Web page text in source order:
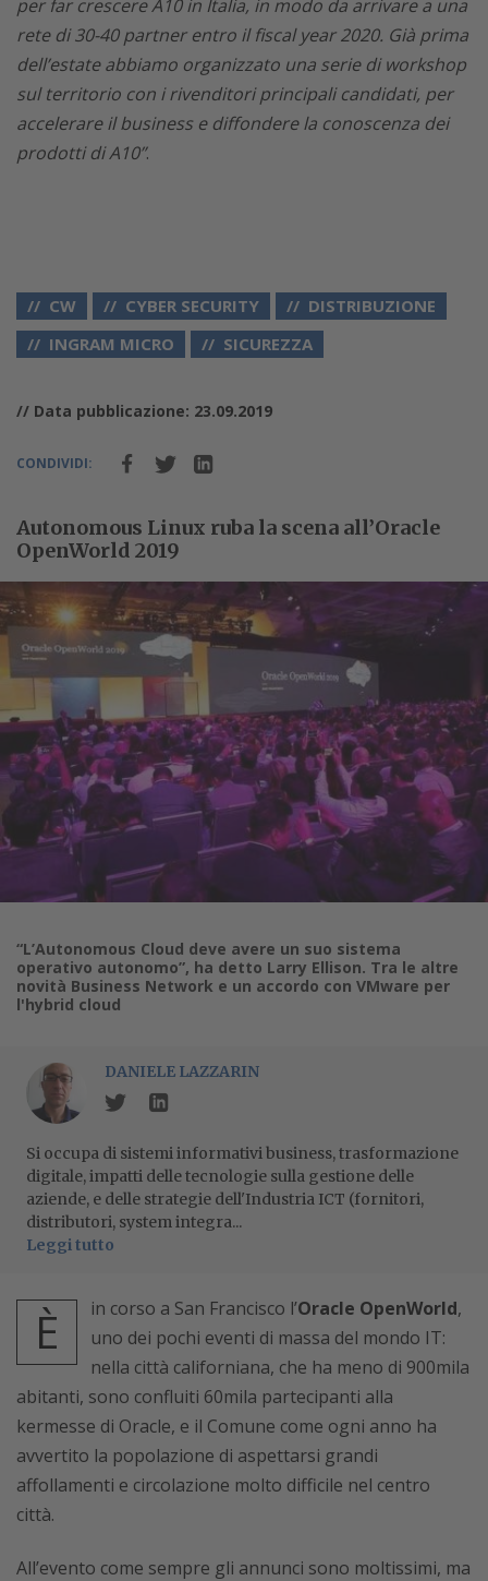
per far crescere A10 in Italia, in modo da arrivare a una
rete di 30-40 partner entro il fiscal year 2020. Già prima
dell’estate abbiamo organizzato una serie di workshop
sul territorio con i rivenditori principali candidati, per
accelerare il business e diffondere la conoscenza dei
prodotti di A10”.
CW CYBER SECURITY
DISTRIBUZIONE
INGRAM MICRO
SICUREZZA
// Data pubblicazione: 23.09.2019
CONDIVIDI:
Autonomous Linux ruba la scena all’Oracle
OpenWorld 2019
“L’Autonomous Cloud deve avere un suo sistema
operativo autonomo”, ha detto Larry Ellison. Tra le altre
novità Business Network e un accordo con VMware per
l'hybrid cloud
DANIELE LAZZARIN
Si occupa di sistemi informativi business, trasformazione
digitale, impatti delle tecnologie sulla gestione delle
aziende, e delle strategie dell'Industria ICT (fornitori,
distributori, system integra...
Leggi tutto
È in corso a San Francisco l’Oracle OpenWorld,
uno dei pochi eventi di massa del mondo IT:
nella città californiana, che ha meno di 900mila
abitanti, sono confluiti 60mila partecipanti alla
kermesse di Oracle, e il Comune come ogni anno ha
avvertito la popolazione di aspettarsi grandi
affollamenti e circolazione molto difficile nel centro
città.
All’evento come sempre gli annunci sono moltissimi, ma